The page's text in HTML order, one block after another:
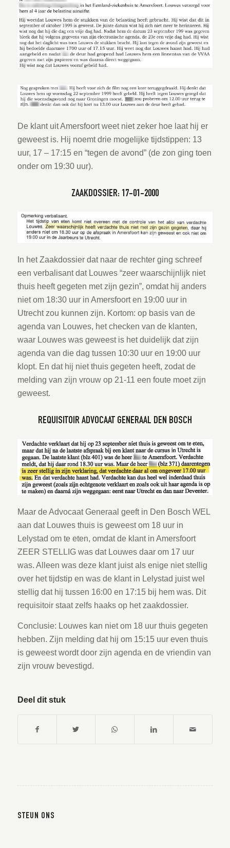
De klant uit Amersfoort weet niet zeker hoe laat hij er
geweest is. Hij noemt drie mogelijke tijdstippen: 13
uur, 17 – 17:15 en “tegen de avond” (de zon ging toen
onder om 19:30 uur).
ZAAKDOSSIER: 17-01-2000
In het Zaakdossier dat naar de rechter ging schreef
een verbalisant dat Louwes “zeer waarschijnlijk niet
thuis heeft gegeten met zijn gezin”, omdat hij anders
niet om 18:30 uur in Amersfoort en 19:00 uur in
Utrecht zou kunnen zijn. Kortom: op basis van de
agenda van Louwes, het checken van de klanten,
waar Louwes was geweest is het duidelijk dat zijn
agenda van die dag tussen 10:30 uur en 19:00 uur
klopt. En dat hij niet thuis gegeten heeft, zodat de
melding van zijn vrouw op 21-11 een foute moet zijn
geweest.
REQUISITOIR ADVOCAAT GENERAAL DEN BOSCH
Maar de Advocaat Generaal geeft in Den Bosch WEL
aan dat Louwes thuis is geweest om 18 uur in
Lelystad om te eten, omdat de klant in Amersfoort
ZEER STELLIG was dat Louwes daar om 17 uur
was. Alleen was deze klant juist als enige niet stellig
over het tijdstip en was de klant in Lelystad juist wel
stellig dat hij tussen 16:00 en 17:15 bij hem was. Dit
requisitoir staat zelfs haaks op het zaakdossier.
Conclusie: Louwes kan niet om 18 uur thuis gegeten
hebben. Zijn melding dat hij om 15:15 uur even thuis
is geweest wordt door zijn agenda en de vriendin van
zijn vrouw bevestigd.
Deel dit stuk
STEUN ONS